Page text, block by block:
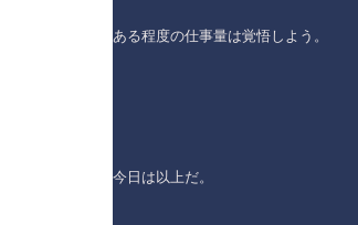
ある程度の仕事量は覚悟しよう。
今日は以上だ。